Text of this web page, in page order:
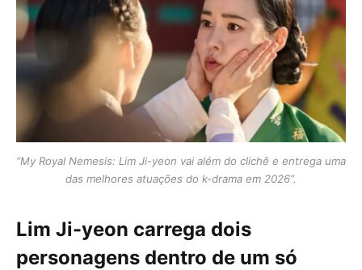
“My Royal Nemesis: Lim Ji-yeon vai além do clichê e entrega uma
das melhores atuações do k-drama em 2026”.
Lim Ji-yeon carrega dois
personagens dentro de um só